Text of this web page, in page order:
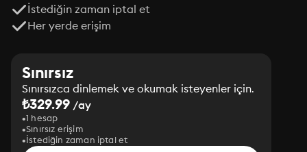
İstediğin zaman iptal et
Her yerde erişim
Sınırsız
Sınırsızca dinlemek ve okumak isteyenler için.
₺329.99 /ay
1 hesap
Sınırsız erişim
İstediğin zaman iptal et